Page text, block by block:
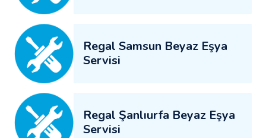
Regal Samsun Beyaz Eşya
Servisi
Regal Şanlıurfa Beyaz Eşya
Servisi